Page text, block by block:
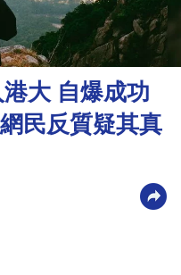
大 自爆成功
民反質疑其真